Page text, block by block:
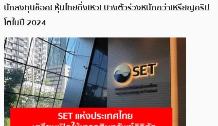
นักลงทุนช็อค! หุ้นไทยดิ่งเหว! บางตัวร่วงหนักกว่าเหรียญคริป
โตในปี 2024